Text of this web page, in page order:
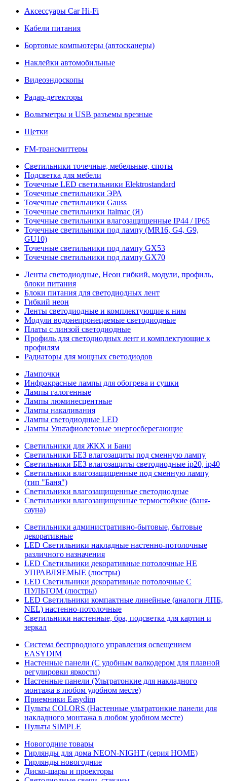
Аксессуары Car Hi-Fi
Кабели питания
Бортовые компьютеры (автосканеры)
Наклейки автомобильные
Видеоэндоскопы
Радар-детекторы
Вольтметры и USB разъемы врезные
Щетки
FM-трансмиттеры
Светильники точечные, мебельные, споты
Подсветка для мебели
Точечные LED светильники Elektrostandard
Точечные светильники ЭРА
Точечные светильники Gauss
Точечные светильники Italmac (Я)
Точечные светильники влагозащищенные IP44 / IP65
Точечные светильники под лампу (MR16, G4, G9,
GU10)
Точечные светильники под лампу GX53
Точечные светильники под лампу GX70
Ленты светодиодные, Неон гибкий, модули, профиль,
блоки питания
Блоки питания для светодиодных лент
Гибкий неон
Ленты светодиодные и комплектующие к ним
Модули водонепронецаемые светодиодные
Платы с линзой светодиодные
Профиль для светодиодных лент и комплектующие к
профилям
Радиаторы для мощных светодиодов
Лампочки
Инфракрасные лампы для обогрева и сушки
Лампы галогенные
Лампы люминесцентные
Лампы накаливания
Лампы светодиодные LED
Лампы Ультафиолетовые энергосберегающие
Светильники для ЖКХ и Бани
Светильники БЕЗ влагозащиты под сменную лампу
Светильники БЕЗ влагозащиты светодиодные ip20, ip40
Светильники влагозащищенные под сменную лампу
(тип "Баня")
Светильники влагозащищенные светодиодные
Светильники влагозащищенные термостойкие (баня-
сауна)
Светильники административно-бытовые, бытовые
декоративные
LED Cветильники накладные настенно-потолочные
различного назначения
LED Светильники декоративные потолочные НЕ
УПРАВЛЯЕМЫЕ (люстры)
LED Светильники декоративные потолочные С
ПУЛЬТОМ (люстры)
LED Светильники компактные линейные (аналоги ЛПБ,
NEL) настенно-потолочные
Светильники настенные, бра, подсветка для картин и
зеркал
Система беспрводного управления освещением
EASYDIM
Настенные панели (С удобным валкодером для плавной
регулировки яркости)
Настенные панели (Ультратонкие для накладного
монтажа в любом удобном месте)
Приемники Easydim
Пульты COLORS (Настенные ультратонкие панели для
накладного монтажа в любом удобном месте)
Пульты SIMPLE
Новогодние товары
Гирлянды для дома NEON-NIGHT (серия HOME)
Гирлянды новогодние
Диско-шары и проекторы